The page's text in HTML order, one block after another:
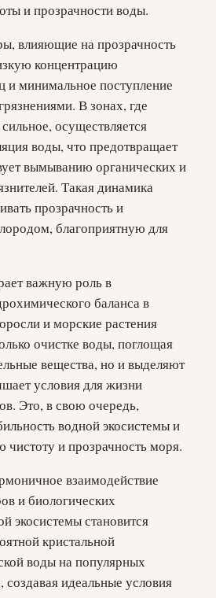
и прозрачности воды.
влияющие на прозрачность
концентрацию
и минимальное поступление
В зонах, где
осуществляется
воды, что предотвращает
вымыванию органических и
Такая динамика
прозрачность и
благоприятную для
важную роль в
баланса в
и морские растения
очистке воды, поглощая
вещества, но и выделяют
условия для жизни
Это, в свою очередь,
водной экосистемы и
чистоту и прозрачность моря.
взаимодействие
и биологических
экосистемы становится
кристальной
воды на популярных
идеальные условия